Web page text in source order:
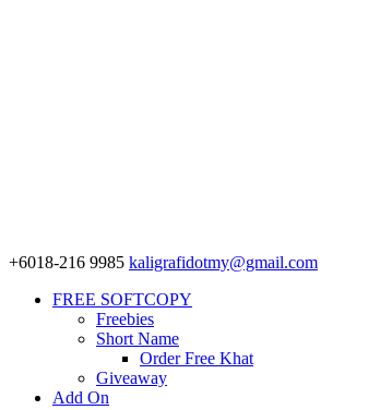
+6018-216 9985 kaligrafidotmy@gmail.com
FREE SOFTCOPY
Freebies
Short Name
Order Free Khat
Giveaway
Add On